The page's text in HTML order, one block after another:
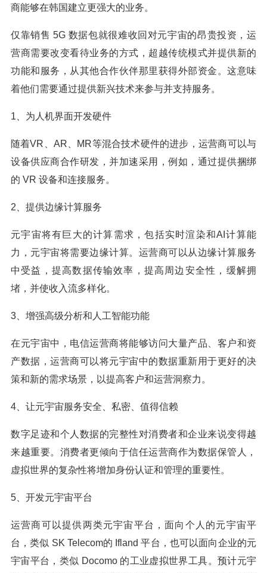
商能够在韩国建立更强大的业务。
仅靠销售 5G 数据包就很难收回对元宇宙的昂贵投资，运
营商需要改变看待业务的方式，超越传统模式并提供新的
功能和服务，从其他合作伙伴那里获得外部资金。这意味
着他们需要通过提供新兴技术来参与并支持服务。
1、为人机界面开发硬件
随着VR、AR、MR等混合技术硬件的进步，运营商可以与
设备供应商合作研发，并加速采用，例如，通过提供捆绑
的 VR 设备和连接服务。
2、提供边缘计算服务
元宇宙将有巨大的计算需求，包括实时渲染和AI计算能
力，元宇宙将需要边缘计算。运营商可以从边缘计算服务
中受益，提高数据传输效率，提高周边安全性，缓解拥
堵，并使收入流多样化。
3、增强高级分析和人工智能功能
在元宇宙中，电信运营商将能够访问大量产品、客户和资
产数据，运营商可以将元宇宙中的数据重新用于更好的决
策和新的需求场景，以提高客户和运营洞察力。
4、让元宇宙服务安全、私密、值得信赖
数字足迹和个人数据的完整性对消费者和企业来说变得越
来越重要。消费者更倾向于信任运营商作为数据保管人，
虚拟世界的复杂性将增加身份认证和管理的重要性。
5、开发元宇宙平台
运营商可以提供两类元宇宙平台，面向个人的元宇宙平
台，类似 SK Telecom的 Ifland 平台，也可以面向企业的元
宇宙平台，类似 Docomo 的工业虚拟世界工具。预计元宇